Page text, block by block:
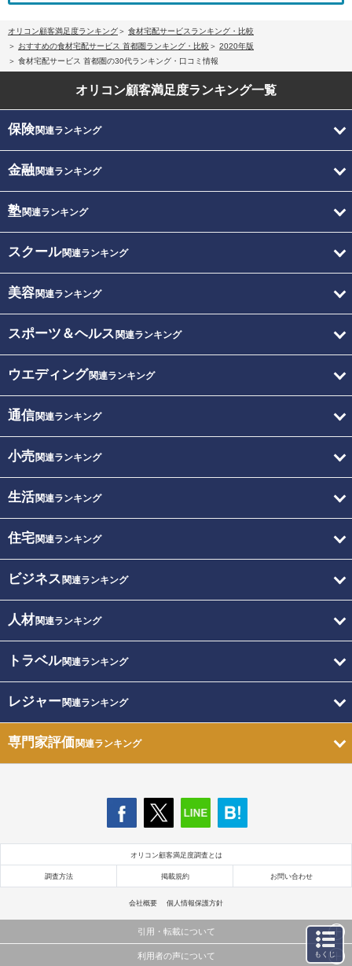
オリコン顧客満足度ランキング
食材宅配サービスランキング・比較
おすすめの食材宅配サービス 首都圏ランキング・比較
2020年版
食材宅配サービス 首都圏の30代ランキング・口コミ情報
オリコン顧客満足度ランキング一覧
保険関連ランキング
金融関連ランキング
塾関連ランキング
スクール関連ランキング
美容関連ランキング
スポーツ＆ヘルス 関連ランキング
ウエディング関連ランキング
通信関連ランキング
小売関連ランキング
生活関連ランキング
住宅関連ランキング
ビジネス 関連ランキング
人材関連ランキング
トラベル関連ランキング
レジャー関連ランキング
専門家評価関連ランキング
オリコン顧客満足度調査とは
調査方法 掲載規約 お問い合わせ
会社概要 個人情報保護方針
引用・転載について
当サイトで公開されている情報（文字、写真、イラスト、画像データ等）及びこれらの配置・
利用者の声について もくじ